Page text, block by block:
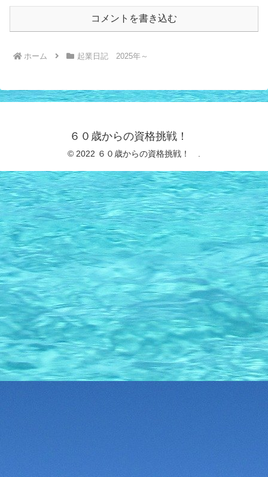
コメントを書き込む
ホーム 起業日記 2025年～
６０歳からの資格挑戦！
© 2022 ６０歳からの資格挑戦！ .